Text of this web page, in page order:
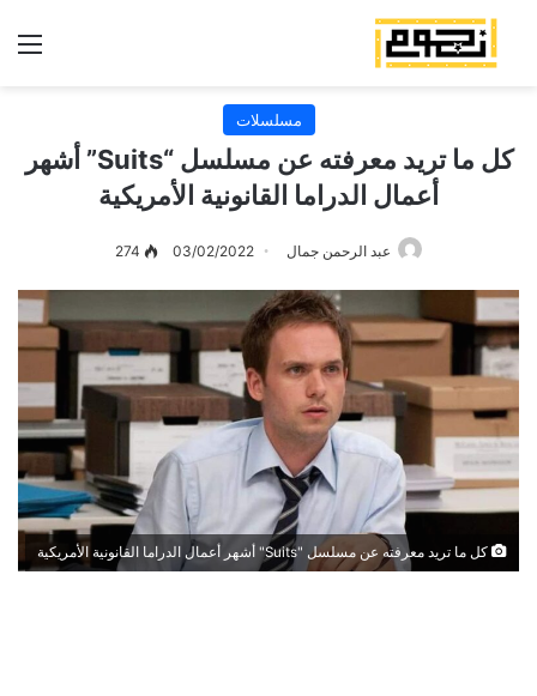
مسلسلات
كل ما تريد معرفته عن مسلسل “Suits” أشهر
أعمال الدراما القانونية الأمريكية
عبد الرحمن جمال 03/02/2022
274
كل ما تريد معرفته عن مسلسل "Suits" أشهر أعمال الدراما القانونية الأمريكية